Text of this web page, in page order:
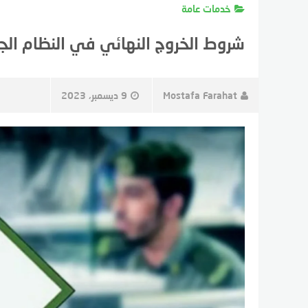
خدمات عامة
شروط الخروج النهائي في النظام
Mostafa Farahat 9 ديسمبر، 2023